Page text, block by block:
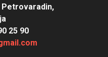
Petrovaradin,
25 90